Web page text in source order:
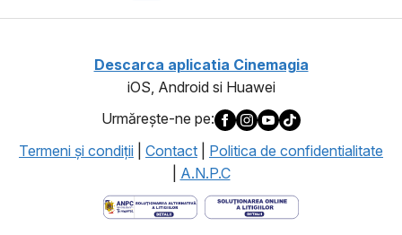
Descarca aplicatia Cinemagia
iOS, Android si Huawei
Urmăreşte-ne pe:
Termeni şi condiţii
Contact
Politica de confidentialitate
A.N.P.C